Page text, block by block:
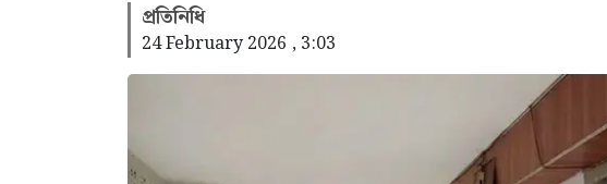
প্রতিনিধি
24 February 2026 , 3:03